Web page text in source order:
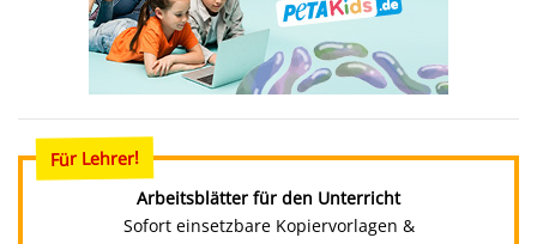
Für Lehrer!
Arbeitsblätter für den Unterricht
Sofort einsetzbare Kopiervorlagen &